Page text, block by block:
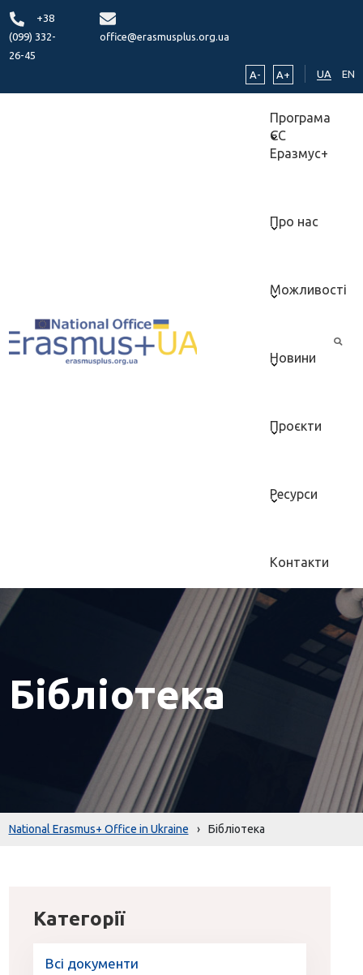
+38
(099) 332-
26-45
office@erasmusplus.org.ua
A- A+ UA EN
Програма
ЄС
Еразмус+
Про нас
Можливості
Новини
Проєкти
Ресурси
Контакти
Бібліотека
National Erasmus+ Office in Ukraine › Бібліотека
Категорії
Всі документи